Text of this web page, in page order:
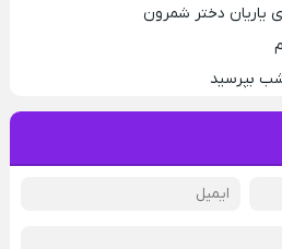
یاریان دختر شمرون
بپرسید